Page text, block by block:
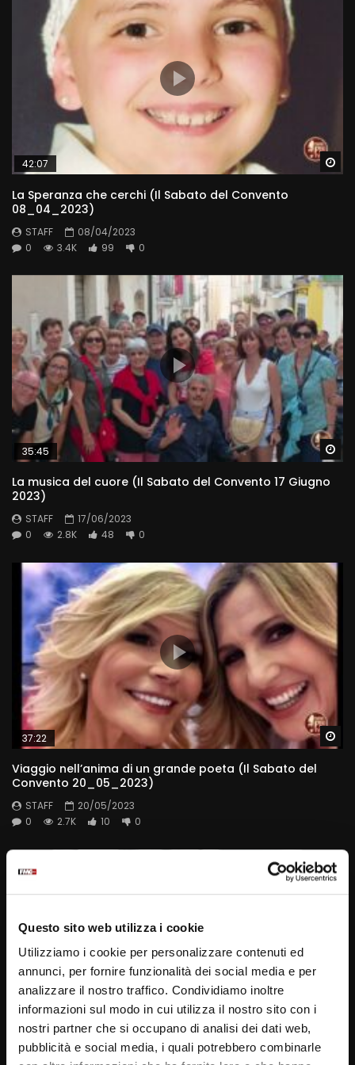
Questo sito web utilizza i cookie
Utilizziamo i cookie per personalizzare contenuti ed
annunci, per fornire funzionalità dei social media e per
analizzare il nostro traffico. Condividiamo inoltre
informazioni sul modo in cui utilizza il nostro sito con i
nostri partner che si occupano di analisi dei dati web,
pubblicità e social media, i quali potrebbero combinarle
42:07
La Speranza che cerchi (Il Sabato del Convento
08_04_2023)
STAFF
08/04/2023
0
3.4K 99 0
35:45
La musica del cuore (Il Sabato del Convento 17 Giugno
2023)
STAFF
17/06/2023
0
2.8K 48 0
37:22
Viaggio nell’anima di un grande poeta (Il Sabato del
Convento 20_05_2023)
STAFF
20/05/2023
0
2.7K 10 0
37:38
Una vocazione benedetta da #Padre Pio (Il sabato del